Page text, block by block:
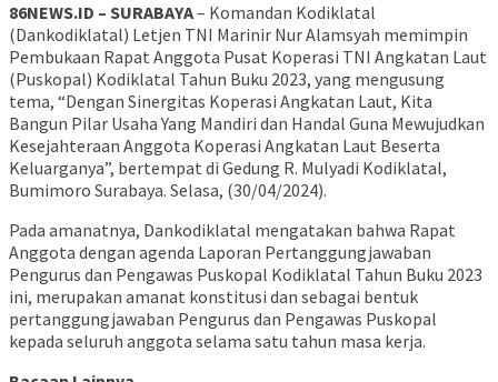
86NEWS.ID – SURABAYA– Komandan Kodiklatal
(Dankodiklatal) Letjen TNI Marinir Nur Alamsyah memimpin
Pembukaan Rapat Anggota Pusat Koperasi TNI Angkatan Laut
(Puskopal) Kodiklatal Tahun Buku 2023, yang mengusung
tema, “Dengan Sinergitas Koperasi Angkatan Laut, Kita
Bangun Pilar Usaha Yang Mandiri dan Handal Guna Mewujudkan
Kesejahteraan Anggota Koperasi Angkatan Laut Beserta
Keluarganya”, bertempat di Gedung R. Mulyadi Kodiklatal,
Bumimoro Surabaya. Selasa, (30/04/2024).
Pada amanatnya, Dankodiklatal mengatakan bahwa Rapat
Anggota dengan agenda Laporan Pertanggungjawaban
Pengurus dan Pengawas Puskopal Kodiklatal Tahun Buku 2023
ini, merupakan amanat konstitusi dan sebagai bentuk
pertanggungjawaban Pengurus dan Pengawas Puskopal
kepada seluruh anggota selama satu tahun masa kerja.